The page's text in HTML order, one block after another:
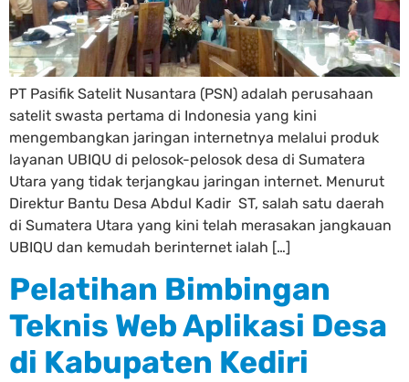
PT Pasifik Satelit Nusantara (PSN) adalah perusahaan
satelit swasta pertama di Indonesia yang kini
mengembangkan jaringan internetnya melalui produk
layanan UBIQU di pelosok-pelosok desa di Sumatera
Utara yang tidak terjangkau jaringan internet. Menurut
Direktur Bantu Desa Abdul Kadir ST, salah satu daerah
di Sumatera Utara yang kini telah merasakan jangkauan
UBIQU dan kemudah berinternet ialah […]
Pelatihan Bimbingan
Teknis Web Aplikasi Desa
di Kabupaten Kediri